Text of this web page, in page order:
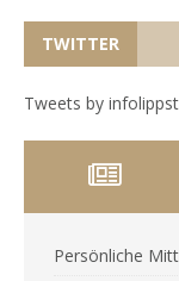
TWITTER
Tweets by
Persönliche